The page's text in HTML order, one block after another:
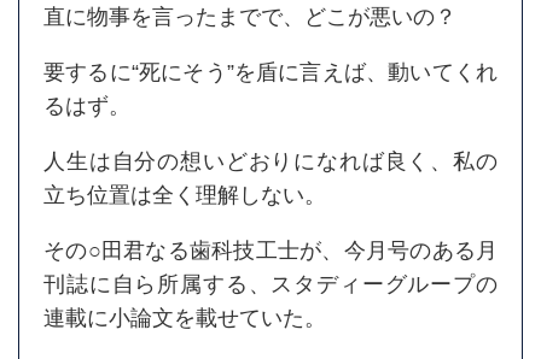
直に物事を言ったまでで、どこが悪いの？
要するに“死にそう”を盾に言えば、動いてくれ
るはず。
人生は自分の想いどおりになれば良く、私の
立ち位置は全く理解しない。
その○田君なる歯科技工士が、今月号のある月
刊誌に自ら所属する、スタディーグループの
連載に小論文を載せていた。